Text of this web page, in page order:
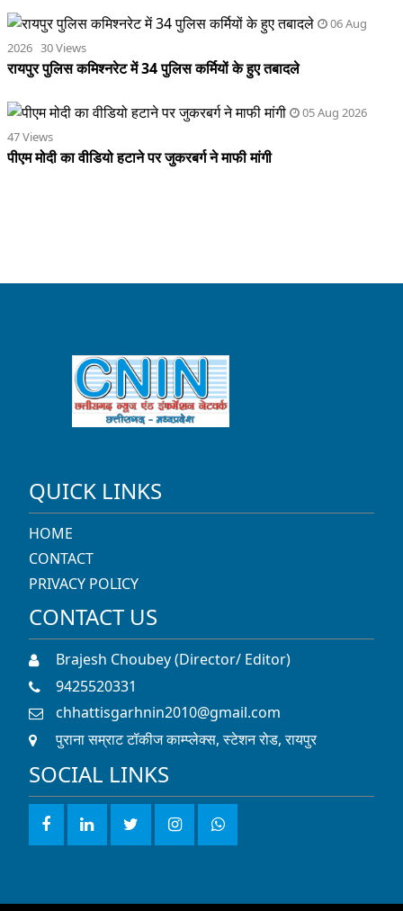
06 Aug
2026 30 Views
रायपुर पुलिस कमिश्नरेट में 34 पुलिस कर्मियों के हुए तबादले
05 Aug 2026
47 Views
पीएम मोदी का वीडियो हटाने पर जुकरबर्ग ने माफी मांगी
QUICK LINKS
HOME
CONTACT
PRIVACY POLICY
CONTACT US
Brajesh Choubey (Director/ Editor)
9425520331
chhattisgarhnin2010@gmail.com
पुराना सम्राट टॉकीज काम्प्लेक्स, स्टेशन रोड, रायपुर
SOCIAL LINKS